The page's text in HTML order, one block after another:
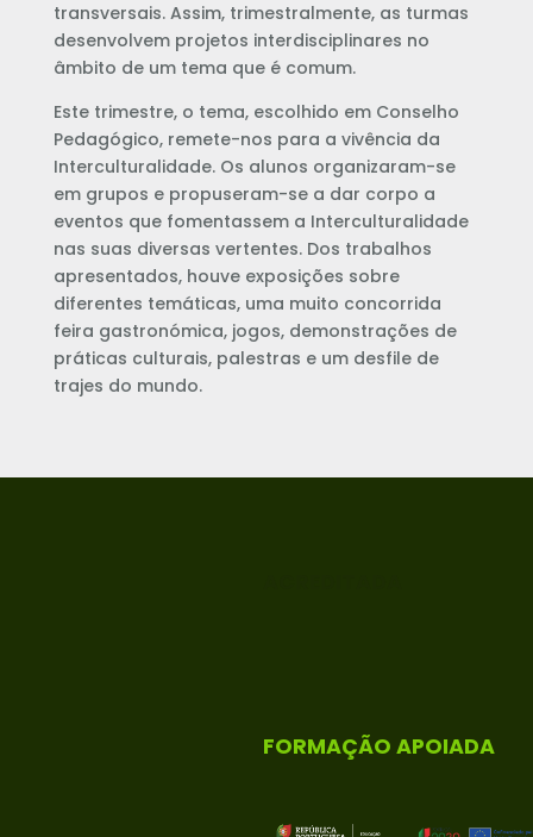
transversais. Assim, trimestralmente, as turmas
desenvolvem projetos interdisciplinares no
âmbito de um tema que é comum.
Este trimestre, o tema, escolhido em Conselho
Pedagógico, remete-nos para a vivência da
Interculturalidade. Os alunos organizaram-se
em grupos e propuseram-se a dar corpo a
eventos que fomentassem a Interculturalidade
nas suas diversas vertentes. Dos trabalhos
apresentados, houve exposições sobre
diferentes temáticas, uma muito concorrida
feira gastronómica, jogos, demonstrações de
práticas culturais, palestras e um desfile de
trajes do mundo.
FORMAÇÃO APOIADA